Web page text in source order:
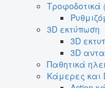
Τροφοδοτικά
3D εκτύπωση
3D
3D
Παθητικά
Κάμερες και